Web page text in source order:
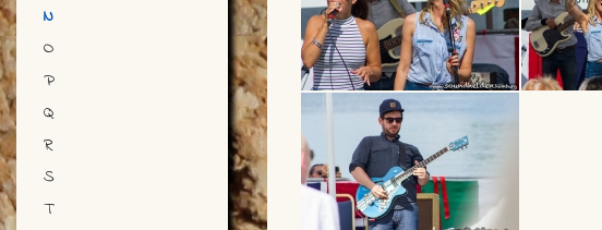
N
O
P
Q
R
S
T